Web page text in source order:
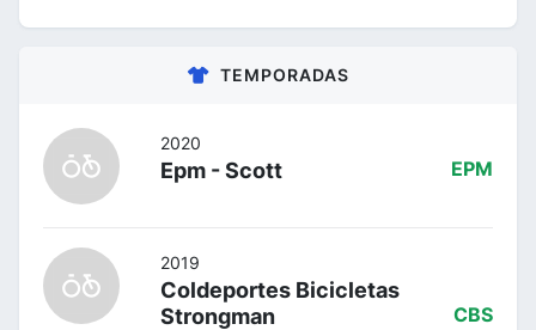
TEMPORADAS
2020
Epm - Scott EPM
2019
Coldeportes Bicicletas
Strongman
CBS